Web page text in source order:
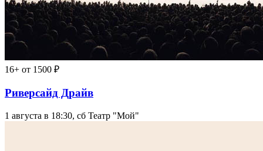
16+ от 1500 ₽
Риверсайд Драйв
1 августа в 18:30, сб Театр "Мой"